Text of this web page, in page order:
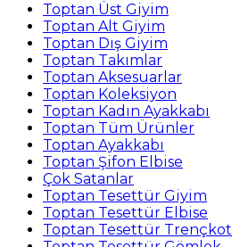
Toptan Üst Giyim
Toptan Alt Giyim
Toptan Dış Giyim
Toptan Takımlar
Toptan Aksesuarlar
Toptan Koleksiyon
Toptan Kadın Ayakkabı
Toptan Tüm Ürünler
Toptan Ayakkabı
Toptan Şifon Elbise
Çok Satanlar
Toptan Tesettür Giyim
Toptan Tesettür Elbise
Toptan Tesettür Trençkot